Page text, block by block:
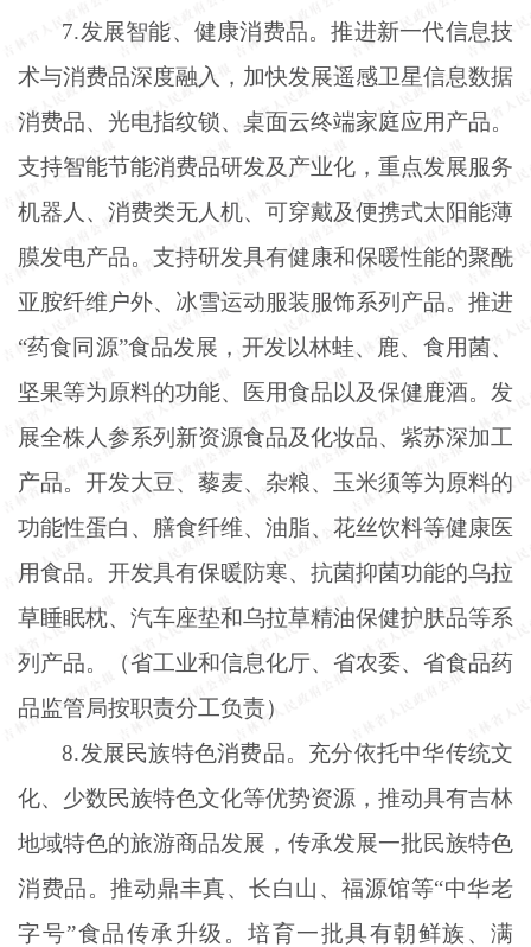
7.发展智能、健康消费品。推进新一代信息技
术与消费品深度融入，加快发展遥感卫星信息数据
消费品、光电指纹锁、桌面云终端家庭应用产品。
支持智能节能消费品研发及产业化，重点发展服务
机器人、消费类无人机、可穿戴及便携式太阳能薄
膜发电产品。支持研发具有健康和保暖性能的聚酰
亚胺纤维户外、冰雪运动服装服饰系列产品。推进
“药食同源”食品发展，开发以林蛙、鹿、食用菌、
坚果等为原料的功能、医用食品以及保健鹿酒。发
展全株人参系列新资源食品及化妆品、紫苏深加工
产品。开发大豆、藜麦、杂粮、玉米须等为原料的
功能性蛋白、膳食纤维、油脂、花丝饮料等健康医
用食品。开发具有保暖防寒、抗菌抑菌功能的乌拉
草睡眠枕、汽车座垫和乌拉草精油保健护肤品等系
列产品。（省工业和信息化厅、省农委、省食品药
品监管局按职责分工负责）
8.发展民族特色消费品。充分依托中华传统文
化、少数民族特色文化等优势资源，推动具有吉林
地域特色的旅游商品发展，传承发展一批民族特色
消费品。推动鼎丰真、长白山、福源馆等“中华老
字号”食品传承升级。培育一批具有朝鲜族、满